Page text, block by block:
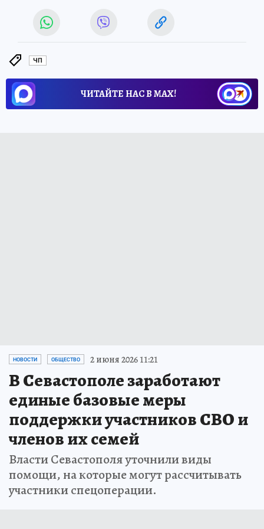
ЧП
ЧИТАЙТЕ НАС В МАХ!
НОВОСТИ ОБЩЕСТВО 2 июня 2026 11:21
В Севастополе заработают
единые базовые меры
поддержки участников СВО и
членов их семей
Власти Севастополя уточнили виды
помощи, на которые могут рассчитывать
участники спецоперации.